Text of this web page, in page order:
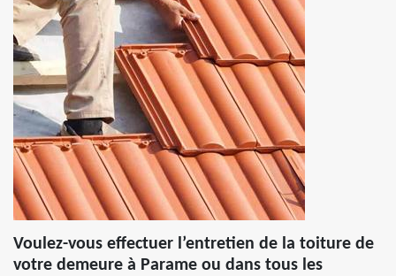
Voulez-vous effectuer l’entretien de la toiture de
votre demeure à Parame ou dans tous les